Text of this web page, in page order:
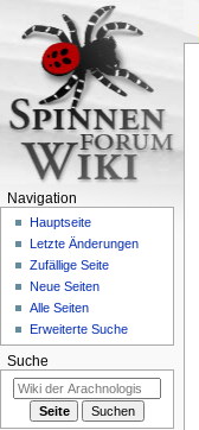
Navigation
Hauptseite
Letzte Änderungen
Zufällige Seite
Neue Seiten
Alle Seiten
Erweiterte Suche
Suche